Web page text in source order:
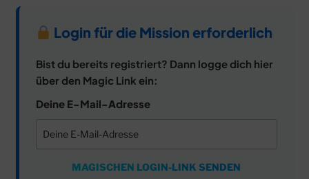
Login für die Mission erforderlich
Bist du bereits registriert? Dann logge dich hier
über den Magic Link ein:
Deine E-Mail-Adresse
MAGISCHEN LOGIN-LINK SENDEN